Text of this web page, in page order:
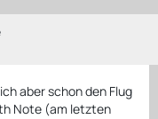
aber schon den Flug
Note (am letzten